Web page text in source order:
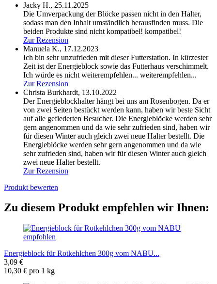
Jacky H., 25.11.2025
Die Umverpackung der Blöcke passen nicht in den Halter,
sodass man den Inhalt umständlich herausfinden muss. Die
beiden Produkte sind nicht kompatibel! kompatibel!
Zur Rezension
Manuela K., 17.12.2023
Ich bin sehr unzufrieden mit dieser Futterstation. In kürzester
Zeit ist der Energieblock sowie das Futterhaus verschimmelt.
Ich würde es nicht weiterempfehlen... weiterempfehlen...
Zur Rezension
Christa Burkhardt, 13.10.2022
Der Energieblockhalter hängt bei uns am Rosenbogen. Da er
von zwei Seiten bestückt werden kann, haben wir beste Sicht
auf alle gefiederten Besucher. Die Energieblöcke werden sehr
gern angenommen und da wie sehr zufrieden sind, haben wir
für diesen Winter auch gleich zwei neue Halter bestellt. Die
Energieblöcke werden sehr gern angenommen und da wie
sehr zufrieden sind, haben wir für diesen Winter auch gleich
zwei neue Halter bestellt.
Zur Rezension
Produkt bewerten
Zu diesem Produkt empfehlen wir Ihnen:
Energieblock für Rotkehlchen 300g vom NABU...
3,09 €
10,30 € pro 1 kg